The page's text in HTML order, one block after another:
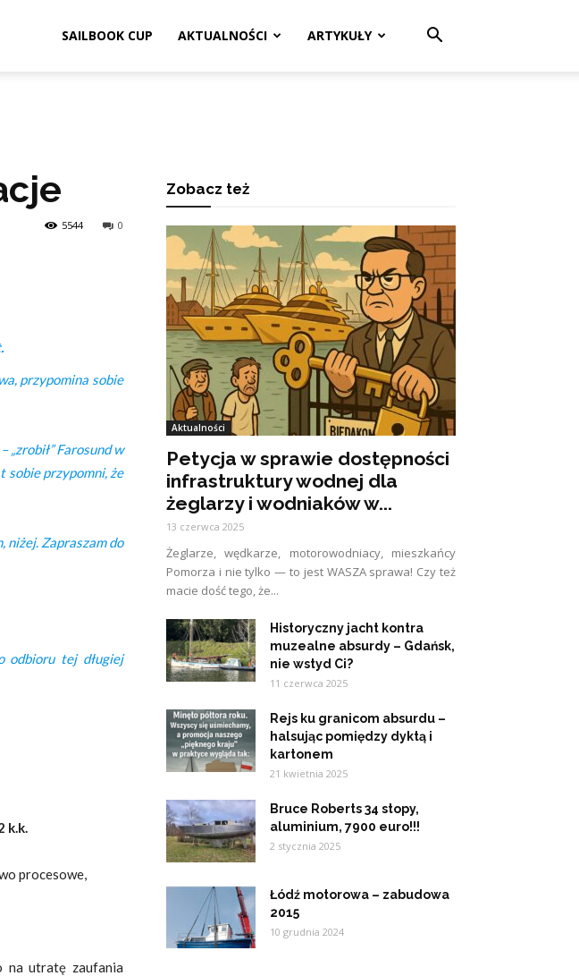
SAILBOOK CUP AKTUALNOŚCI ARTYKUŁY
0
5544
przypomina sobie
Farosund w
sobie przypomni, że
Zapraszam do
odbioru tej długiej
k.k.
procesowe,
na utratę zaufania
Zobacz też
Aktualności
Petycja w sprawie dostępności
infrastruktury wodnej dla
żeglarzy i wodniaków w...
13 czerwca 2025
Żeglarze, wędkarze, motorowodniacy, mieszkańcy
Pomorza i nie tylko — to jest WASZA sprawa! Czy też
macie dość tego, że...
Historyczny jacht kontra
muzealne absurdy – Gdańsk,
nie wstyd Ci?
11 czerwca 2025
Rejs ku granicom absurdu –
halsując pomiędzy dyktą i
kartonem
21 kwietnia 2025
Bruce Roberts 34 stopy,
aluminium, 7900 euro!!!
2 stycznia 2025
Łódź motorowa – zabudowa
2015
10 grudnia 2024